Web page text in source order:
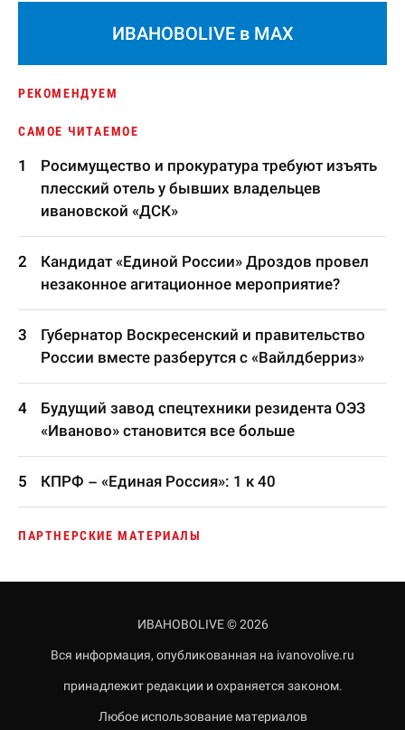
ИВАНОВОLIVE в MAX
РЕКОМЕНДУЕМ
САМОЕ ЧИТАЕМОЕ
Росимущество и прокуратура требуют изъять
плесский отель у бывших владельцев
ивановской «ДСК»
Кандидат «Единой России» Дроздов провел
незаконное агитационное мероприятие?
Губернатор Воскресенский и правительство
России вместе разберутся с «Вайлдберриз»
Будущий завод спецтехники резидента ОЭЗ
«Иваново» становится все больше
КПРФ – «Единая Россия»: 1 к 40
ПАРТНЕРСКИЕ МАТЕРИАЛЫ
ИВАНОВОLIVE © 2026
Вся информация, опубликованная на ivanovolive.ru
принадлежит редакции и охраняется законом.
Любое использование материалов